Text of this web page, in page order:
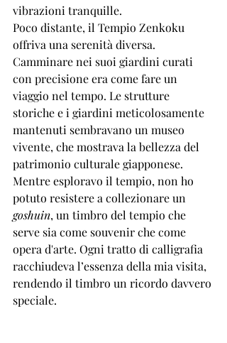
vibrazioni tranquille.
Poco distante, il Tempio Zenkoku
offriva una serenità diversa.
Camminare nei suoi giardini curati
con precisione era come fare un
viaggio nel tempo. Le strutture
storiche e i giardini meticolosamente
mantenuti sembravano un museo
vivente, che mostrava la bellezza del
patrimonio culturale giapponese.
Mentre esploravo il tempio, non ho
potuto resistere a collezionare un
goshuin, un timbro del tempio che
serve sia come souvenir che come
opera d'arte. Ogni tratto di calligrafia
racchiudeva l’essenza della mia visita,
rendendo il timbro un ricordo davvero
speciale.